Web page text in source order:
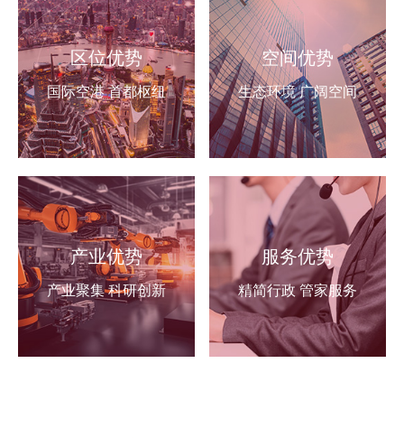
区位优势
国际空港 首都枢纽
空间优势
生态环境 广阔空间
产业优势
产业聚集 科研创新
服务优势
精简行政 管家服务